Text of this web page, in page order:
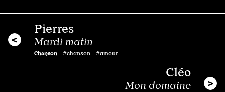
Pierres
Mardi matin
Chanson #chanson #amour
Cléo
Mon domaine